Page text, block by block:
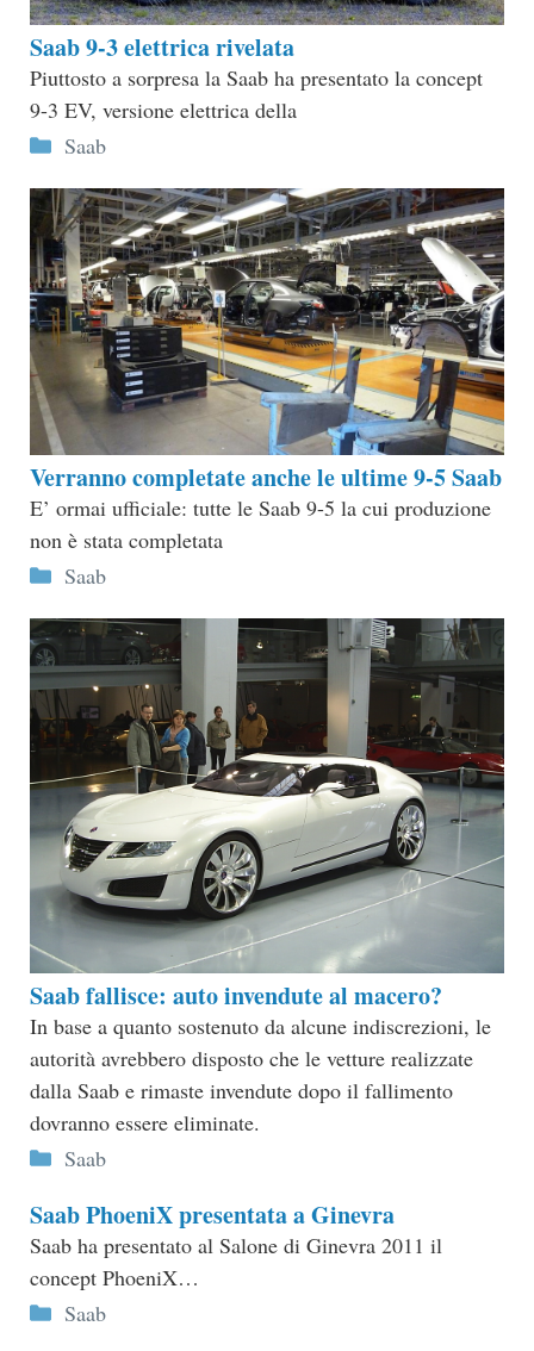
Saab 9-3 elettrica rivelata
Piuttosto a sorpresa la Saab ha presentato la concept
9-3 EV, versione elettrica della
Categorie
Saab
Verranno completate anche le ultime 9-5 Saab
E’ ormai ufficiale: tutte le Saab 9-5 la cui produzione
non è stata completata
Categorie
Saab
Saab fallisce: auto invendute al macero?
In base a quanto sostenuto da alcune indiscrezioni, le
autorità avrebbero disposto che le vetture realizzate
dalla Saab e rimaste invendute dopo il fallimento
dovranno essere eliminate.
Categorie
Saab
Saab PhoeniX presentata a Ginevra
Saab ha presentato al Salone di Ginevra 2011 il
concept PhoeniX…
Categorie
Saab